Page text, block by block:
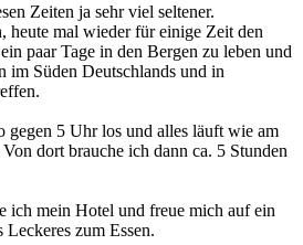
Zeiten ja sehr viel seltener.
heute mal wieder für einige Zeit den
paar Tage in den Bergen zu leben und
im Süden Deutschlands und in
gegen 5 Uhr los und alles läuft wie am
dort brauche ich dann ca. 5 Stunden
ich mein Hotel und freue mich auf ein
zum Essen.